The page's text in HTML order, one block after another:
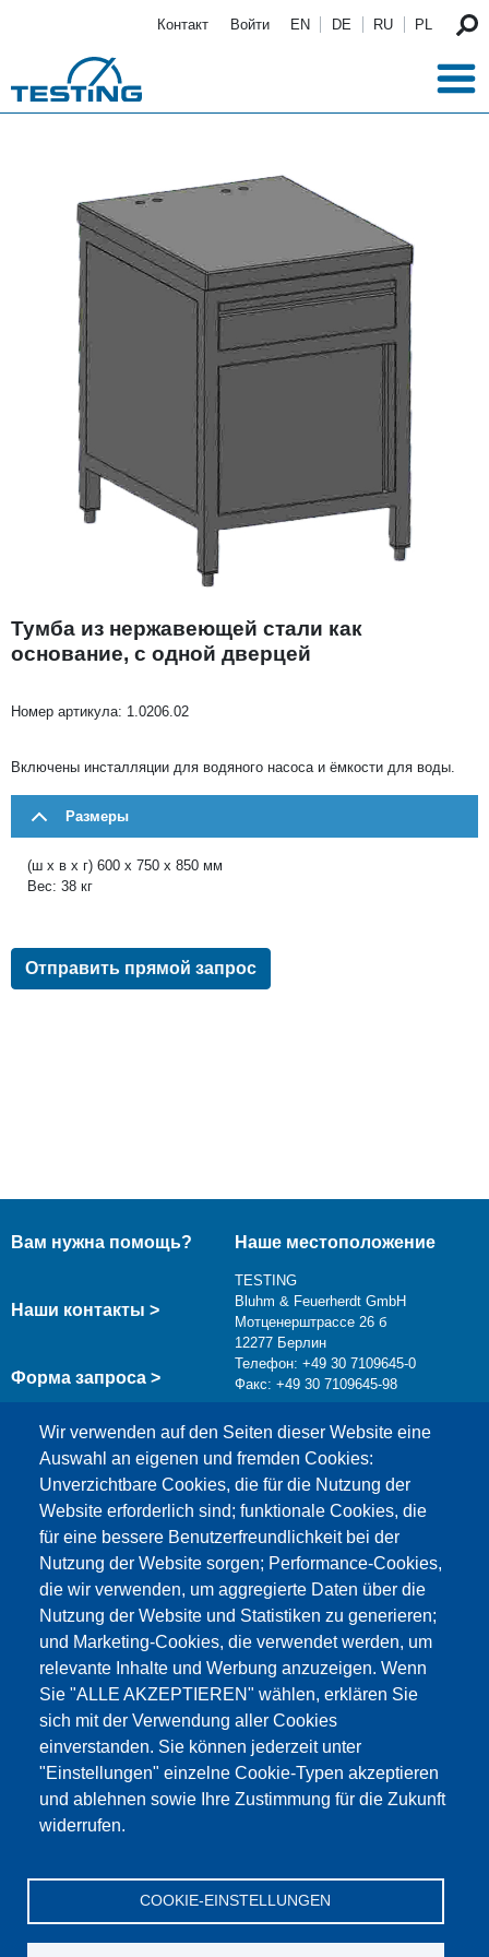
Контакт Войти EN DE RU PL
Тумба из нержавеющей стали как
основание, с одной дверцей
Номер артикула: 1.0206.02
Bключены инсталляции для водяного насоса и ёмкости для воды.
Размеры
(ш x в x г) 600 x 750 x 850 мм
Вес: 38 кг
Отправить прямой запрос
Wir verwenden auf den Seiten dieser Website eine
Auswahl an eigenen und fremden Cookies:
Unverzichtbare Cookies, die für die Nutzung der
Website erforderlich sind; funktionale Cookies, die
für eine bessere Benutzerfreundlichkeit bei der
Nutzung der Website sorgen; Performance-Cookies,
die wir verwenden, um aggregierte Daten über die
Nutzung der Website und Statistiken zu generieren;
und Marketing-Cookies, die verwendet werden, um
relevante Inhalte und Werbung anzuzeigen. Wenn
Sie "ALLE AKZEPTIEREN" wählen, erklären Sie
sich mit der Verwendung aller Cookies
einverstanden. Sie können jederzeit unter
"Einstellungen" einzelne Cookie-Typen akzeptieren
und ablehnen sowie Ihre Zustimmung für die Zukunft
widerrufen.
COOKIE-EINSTELLUNGEN
Вам нужна помощь?
Наши контакты >
Форма запроса >
Наше местоположение
TESTING
Bluhm & Feuerherdt GmbH
Мотценерштрассе 26 б
12277 Берлин
Телефон: +49 30 7109645-0
Факс: +49 30 7109645-98
info@testing.de
Этот материал заблокирован, потому что
файлы cookie Google Maps не были приняты.
НЕОБХОДИМО ПРИНЯТЬ ТОЛЬКО
ФАЙЛЫ COOKIE GOOGLE MAPS.
Alle Cookies akzeptieren